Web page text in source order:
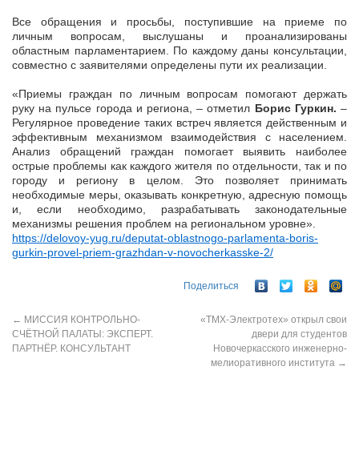
Все обращения и просьбы, поступившие на приеме по
личным вопросам, выслушаны и проанализированы
областным парламентарием. По каждому даны консультации,
совместно с заявителями определены пути их реализации.
«Приемы граждан по личным вопросам помогают держать
руку на пульсе города и региона, – отметил Борис Гуркин. –
Регулярное проведение таких встреч является действенным и
эффективным механизмом взаимодействия с населением.
Анализ обращений граждан помогает выявить наиболее
острые проблемы как каждого жителя по отдельности, так и по
городу и региону в целом. Это позволяет принимать
необходимые меры, оказывать конкретную, адресную помощь
и, если необходимо, разрабатывать законодательные
механизмы решения проблем на региональном уровне».
https://delovoy-yug.ru/deputat-oblastnogo-parlamenta-boris-
gurkin-provel-priem-grazhdan-v-novocherkasske-2/
Поделиться
← МИССИЯ КОНТРОЛЬНО-
СЧЁТНОЙ ПАЛАТЫ: ЭКСПЕРТ.
ПАРТНЁР. КОНСУЛЬТАНТ
«ТМХ-Электротех» открыл свои
двери для студентов
Новочеркасского инженерно-
мелиоративного института →